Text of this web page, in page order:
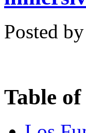
Posted
Table